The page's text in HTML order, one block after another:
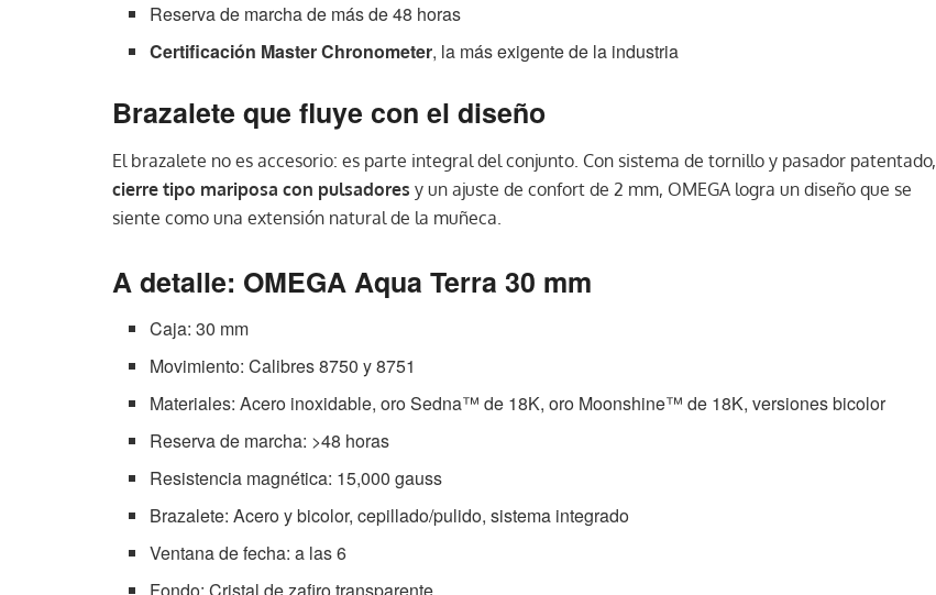
Reserva de marcha de más de 48 horas
Certificación Master Chronometer, la más exigente de la industria
Brazalete que fluye con el diseño
El brazalete no es accesorio: es parte integral del conjunto. Con sistema de tornillo y pasador patentado,
cierre tipo mariposa con pulsadores y un ajuste de confort de 2 mm, OMEGA logra un diseño que se
siente como una extensión natural de la muñeca.
A detalle: OMEGA Aqua Terra 30 mm
Caja: 30 mm
Movimiento: Calibres 8750 y 8751
Materiales: Acero inoxidable, oro Sedna™ de 18K, oro Moonshine™ de 18K, versiones bicolor
Reserva de marcha: >48 horas
Resistencia magnética: 15,000 gauss
Brazalete: Acero y bicolor, cepillado/pulido, sistema integrado
Ventana de fecha: a las 6